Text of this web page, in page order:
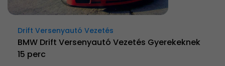
Drift Versenyautó Vezetés
BMW Drift Versenyautó Vezetés Gyerekeknek
15 perc